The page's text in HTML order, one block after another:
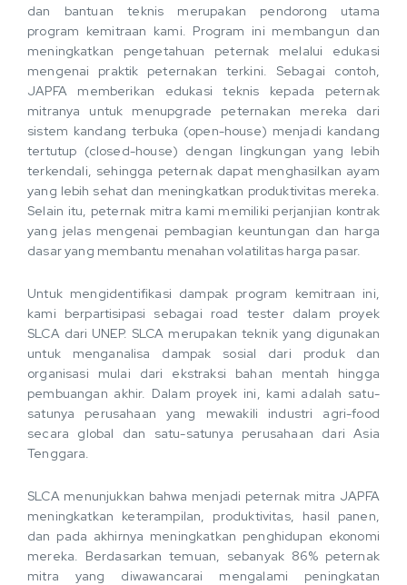
dan bantuan teknis merupakan pendorong utama
program kemitraan kami. Program ini membangun dan
meningkatkan pengetahuan peternak melalui edukasi
mengenai praktik peternakan terkini. Sebagai contoh,
JAPFA memberikan edukasi teknis kepada peternak
mitranya untuk menupgrade peternakan mereka dari
sistem kandang terbuka (open-house) menjadi kandang
tertutup (closed-house) dengan lingkungan yang lebih
terkendali, sehingga peternak dapat menghasilkan ayam
yang lebih sehat dan meningkatkan produktivitas mereka.
Selain itu, peternak mitra kami memiliki perjanjian kontrak
yang jelas mengenai pembagian keuntungan dan harga
dasar yang membantu menahan volatilitas harga pasar.
Untuk mengidentifikasi dampak program kemitraan ini,
kami berpartisipasi sebagai road tester dalam proyek
SLCA dari UNEP. SLCA merupakan teknik yang digunakan
untuk menganalisa dampak sosial dari produk dan
organisasi mulai dari ekstraksi bahan mentah hingga
pembuangan akhir. Dalam proyek ini, kami adalah satu-
satunya perusahaan yang mewakili industri agri-food
secara global dan satu-satunya perusahaan dari Asia
Tenggara.
SLCA menunjukkan bahwa menjadi peternak mitra JAPFA
meningkatkan keterampilan, produktivitas, hasil panen,
dan pada akhirnya meningkatkan penghidupan ekonomi
mereka. Berdasarkan temuan, sebanyak 86% peternak
mitra yang diwawancarai mengalami peningkatan